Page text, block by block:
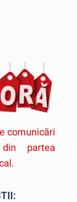
comunicări
partea